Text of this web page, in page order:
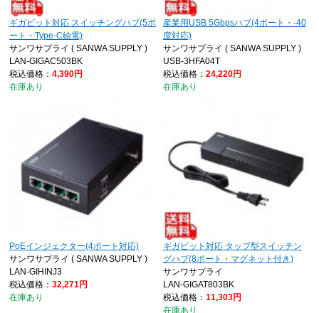
ギガビット対応 スイッチングハブ(5ポ
ート・Type-C給電)
サンワサプライ ( SANWA SUPPLY )
LAN-GIGAC503BK
税込価格： 4,390円
在庫あり
産業用USB 5Gbpsハブ(4ポート・-40
度対応)
サンワサプライ ( SANWA SUPPLY )
USB-3HFA04T
税込価格： 24,220円
在庫あり
PoEインジェクター(4ポート対応)
サンワサプライ ( SANWA SUPPLY )
LAN-GIHINJ3
税込価格： 32,271円
在庫あり
ギガビット対応 タップ型スイッチン
グハブ(8ポート・マグネット付き)
サンワサプライ
LAN-GIGAT803BK
税込価格： 11,303円
在庫あり